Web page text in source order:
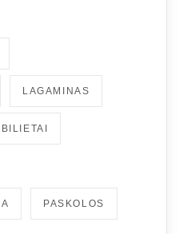
LAGAMINAS
PASKOLOS